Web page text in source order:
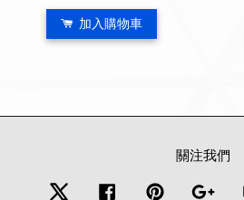
加入購物車
關注我們
Twitter Facebook Pinterest